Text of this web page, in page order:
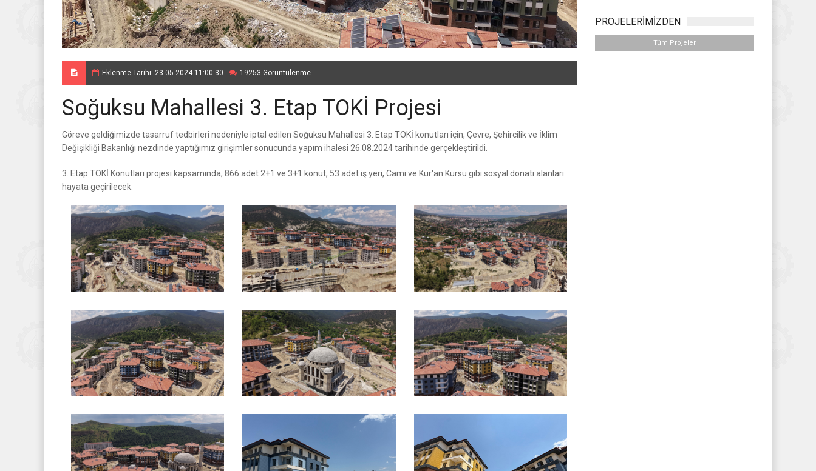
Eklenme Tarihi: 23.05.2024 11:00:30 19253 Görüntülenme
Soğuksu Mahallesi 3. Etap TOKİ Projesi
Göreve geldiğimizde tasarruf tedbirleri nedeniyle iptal edilen Soğuksu Mahallesi 3. Etap TOKİ konutları için, Çevre, Şehircilik ve İklim
Değişikliği Bakanlığı nezdinde yaptığımız girişimler sonucunda yapım ihalesi 26.08.2024 tarihinde gerçekleştirildi.
3. Etap TOKİ Konutları projesi kapsamında; 866 adet 2+1 ve 3+1 konut, 53 adet iş yeri, Cami ve Kur'an Kursu gibi sosyal donatı alanları
hayata geçirilecek.
PROJELERİMİZDEN
Tüm Projeler